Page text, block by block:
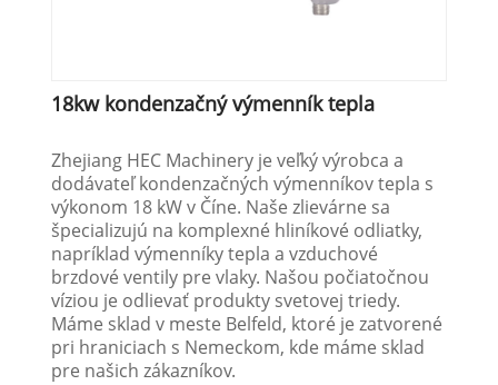
18kw kondenzačný výmenník tepla
Zhejiang HEC Machinery je veľký výrobca a
dodávateľ kondenzačných výmenníkov tepla s
výkonom 18 kW v Číne. Naše zlievárne sa
špecializujú na komplexné hliníkové odliatky,
napríklad výmenníky tepla a vzduchové
brzdové ventily pre vlaky. Našou počiatočnou
víziou je odlievať produkty svetovej triedy.
Máme sklad v meste Belfeld, ktoré je zatvorené
pri hraniciach s Nemeckom, kde máme sklad
pre našich zákazníkov.